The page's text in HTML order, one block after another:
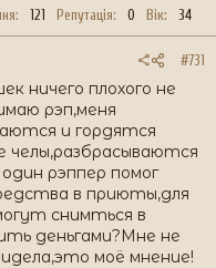
121 Репутація 0 Вік 34
#731
ничего плохого не
рэп,меня
и гордятся
рэппер помог
в приюты,для
снимться в
деньгами?Мне не
моё мнение!